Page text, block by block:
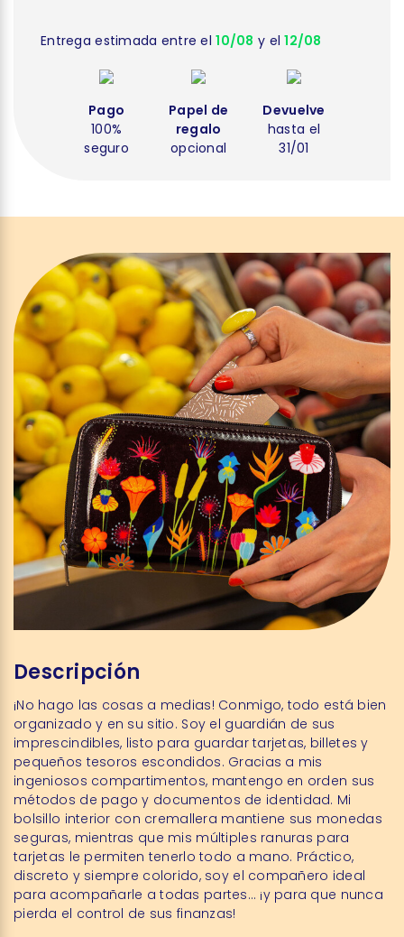
Entrega estimada entre el10/08 y el12/08
Pago
100%
seguro
Papel de
regalo
opcional
Devuelve
hasta el
31/01
Descripción
¡No hago las cosas a medias! Conmigo, todo está bien
organizado y en su sitio. Soy el guardián de sus
imprescindibles, listo para guardar tarjetas, billetes y
pequeños tesoros escondidos. Gracias a mis
ingeniosos compartimentos, mantengo en orden sus
métodos de pago y documentos de identidad. Mi
bolsillo interior con cremallera mantiene sus monedas
seguras, mientras que mis múltiples ranuras para
tarjetas le permiten tenerlo todo a mano. Práctico,
discreto y siempre colorido, soy el compañero ideal
para acompañarle a todas partes… ¡y para que nunca
pierda el control de sus finanzas!